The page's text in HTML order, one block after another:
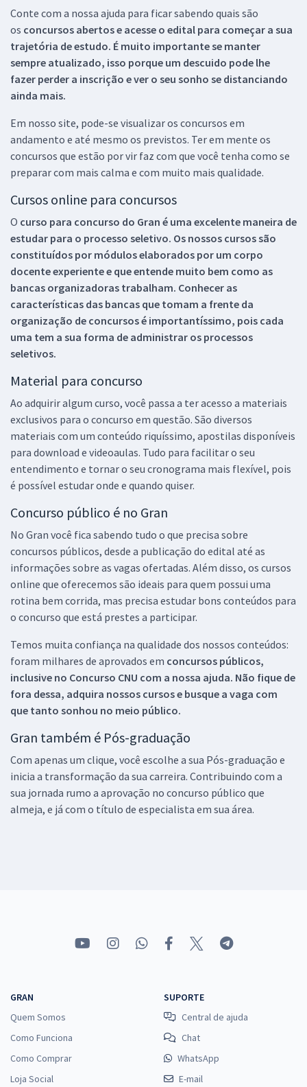
Conte com a nossa ajuda para ficar sabendo quais são
os concursos abertos e acesse o edital para começar a sua
trajetória de estudo. É muito importante se manter
sempre atualizado, isso porque um descuido pode lhe
fazer perder a inscrição e ver o seu sonho se distanciando
ainda mais.
Em nosso site, pode-se visualizar os concursos em
andamento e até mesmo os previstos. Ter em mente os
concursos que estão por vir faz com que você tenha como se
preparar com mais calma e com muito mais qualidade.
Cursos online para concursos
O curso para concurso do Gran é uma excelente maneira de
estudar para o processo seletivo. Os nossos cursos são
constituídos por módulos elaborados por um corpo
docente experiente e que entende muito bem como as
bancas organizadoras trabalham. Conhecer as
características das bancas que tomam a frente da
organização de concursos é importantíssimo, pois cada
uma tem a sua forma de administrar os processos
seletivos.
Material para concurso
Ao adquirir algum curso, você passa a ter acesso a materiais
exclusivos para o concurso em questão. São diversos
materiais com um conteúdo riquíssimo, apostilas disponíveis
para download e videoaulas. Tudo para facilitar o seu
entendimento e tornar o seu cronograma mais flexível, pois
é possível estudar onde e quando quiser.
Concurso público é no Gran
No Gran você fica sabendo tudo o que precisa sobre
concursos públicos, desde a publicação do edital até as
informações sobre as vagas ofertadas. Além disso, os cursos
online que oferecemos são ideais para quem possui uma
rotina bem corrida, mas precisa estudar bons conteúdos para
o concurso que está prestes a participar.
Temos muita confiança na qualidade dos nossos conteúdos:
foram milhares de aprovados em concursos públicos,
inclusive no Concurso CNU com a nossa ajuda. Não fique de
fora dessa, adquira nossos cursos e busque a vaga com
que tanto sonhou no meio público.
Gran também é Pós-graduação
Com apenas um clique, você escolhe a sua Pós-graduação e
inicia a transformação da sua carreira. Contribuindo com a
sua jornada rumo a aprovação no concurso público que
almeja, e já com o título de especialista em sua área.
GRAN
Quem Somos
Como Funciona
Como Comprar
Loja Social
SUPORTE
Central de ajuda
Chat
WhatsApp
E-mail